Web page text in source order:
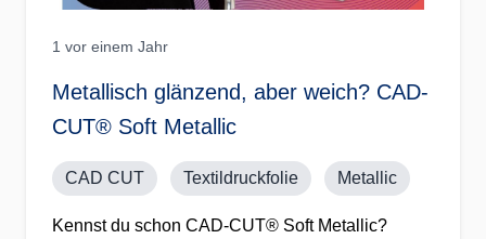
1 vor einem Jahr
Metallisch glänzend, aber weich? CAD-
CUT® Soft Metallic
CAD CUT Textildruckfolie Metallic
Kennst du schon CAD-CUT® Soft Metallic?